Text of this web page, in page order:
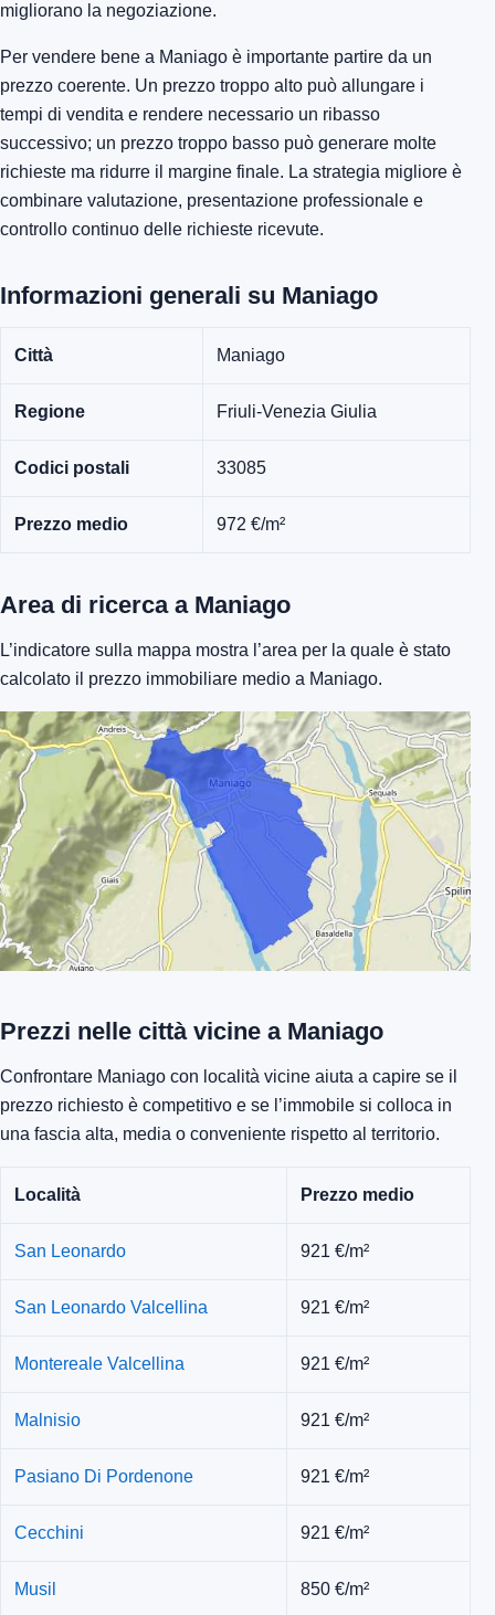
migliorano la negoziazione.
Per vendere bene a Maniago è importante partire da un
prezzo coerente. Un prezzo troppo alto può allungare i
tempi di vendita e rendere necessario un ribasso
successivo; un prezzo troppo basso può generare molte
richieste ma ridurre il margine finale. La strategia migliore è
combinare valutazione, presentazione professionale e
controllo continuo delle richieste ricevute.
Informazioni generali su Maniago
Città Maniago
Regione Friuli-Venezia Giulia
Codici postali 33085
Prezzo medio 972 €/m²
Area di ricerca a Maniago
L’indicatore sulla mappa mostra l’area per la quale è stato
calcolato il prezzo immobiliare medio a Maniago.
Prezzi nelle città vicine a Maniago
Confrontare Maniago con località vicine aiuta a capire se il
prezzo richiesto è competitivo e se l’immobile si colloca in
una fascia alta, media o conveniente rispetto al territorio.
Località Prezzo medio
San Leonardo 921 €/m²
San Leonardo Valcellina 921 €/m²
Montereale Valcellina 921 €/m²
Malnisio 921 €/m²
Pasiano Di Pordenone 921 €/m²
Cecchini 921 €/m²
Musil 850 €/m²